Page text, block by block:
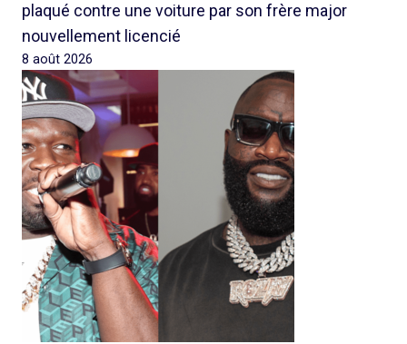
plaqué contre une voiture par son frère major
nouvellement licencié
8 août 2026